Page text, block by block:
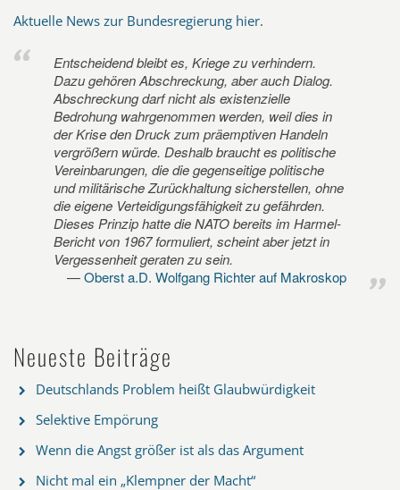
Aktuelle News zur Bundesregierung hier.
Entscheidend bleibt es, Kriege zu verhindern.
Dazu gehören Abschreckung, aber auch Dialog.
Abschreckung darf nicht als existenzielle
Bedrohung wahrgenommen werden, weil dies in
der Krise den Druck zum präemptiven Handeln
vergrößern würde. Deshalb braucht es politische
Vereinbarungen, die die gegenseitige politische
und militärische Zurückhaltung sicherstellen, ohne
die eigene Verteidigungsfähigkeit zu gefährden.
Dieses Prinzip hatte die NATO bereits im Harmel-
Bericht von 1967 formuliert, scheint aber jetzt in
Vergessenheit geraten zu sein.
Oberst a.D. Wolfgang Richter auf Makroskop
Neueste Beiträge
Deutschlands Problem heißt Glaubwürdigkeit
Selektive Empörung
Wenn die Angst größer ist als das Argument
Nicht mal ein „Klempner der Macht“